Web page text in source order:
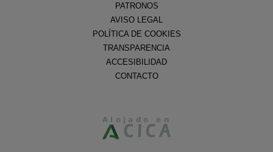
PATRONOS
AVISO LEGAL
POLÍTICA DE COOKIES
TRANSPARENCIA
ACCESIBILIDAD
CONTACTO